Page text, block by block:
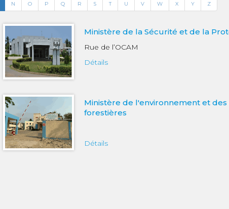
N O P Q R S T U V W X Y Z
Ministère de la Sécurité et de la
Rue de l’OCAM
Détails
Ministère de l'environnement et
forestières
Détails